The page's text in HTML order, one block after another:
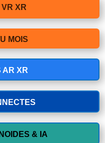
XR
MOIS
AR XR
& IA